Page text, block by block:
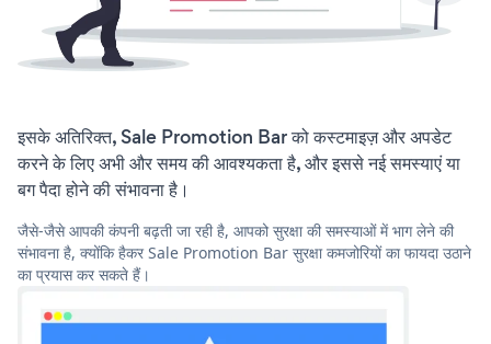
इसके अतिरिक्त, Sale Promotion Bar को कस्टमाइज़ और अपडेट
करने के लिए अभी और समय की आवश्यकता है, और इससे नई समस्याएं या
बग पैदा होने की संभावना है।
जैसे-जैसे आपकी कंपनी बढ़ती जा रही है, आपको सुरक्षा की समस्याओं में भाग लेने की
संभावना है, क्योंकि हैकर Sale Promotion Bar सुरक्षा कमजोरियों का फायदा उठाने
का प्रयास कर सकते हैं।